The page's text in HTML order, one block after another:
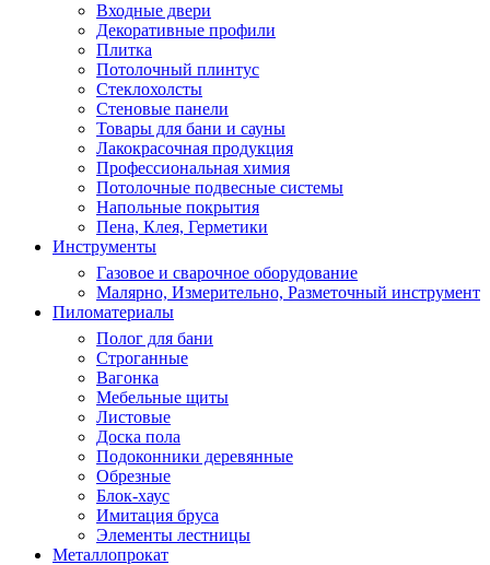
Входные двери
Декоративные профили
Плитка
Потолочный плинтус
Стеклохолсты
Стеновые панели
Товары для бани и сауны
Лакокрасочная продукция
Профессиональная химия
Потолочные подвесные системы
Напольные покрытия
Пена, Клея, Герметики
Инструменты
Газовое и сварочное оборудование
Малярно, Измерительно, Разметочный инструмент
Пиломатериалы
Полог для бани
Строганные
Вагонка
Мебельные щиты
Листовые
Доска пола
Подоконники деревянные
Обрезные
Блок-хаус
Имитация бруса
Элементы лестницы
Металлопрокат